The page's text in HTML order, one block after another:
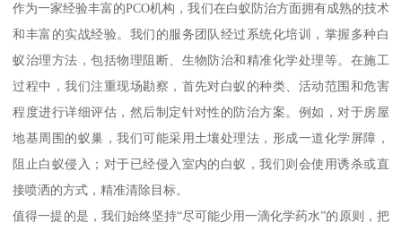
作为一家经验丰富的PCO机构，我们在白蚁防治方面拥有成熟的技术
和丰富的实战经验。我们的服务团队经过系统化培训，掌握多种白
蚁治理方法，包括物理阻断、生物防治和精准化学处理等。在施工
过程中，我们注重现场勘察，首先对白蚁的种类、活动范围和危害
程度进行详细评估，然后制定针对性的防治方案。例如，对于房屋
地基周围的蚁巢，我们可能采用土壤处理法，形成一道化学屏障，
阻止白蚁侵入；对于已经侵入室内的白蚁，我们则会使用诱杀或直
接喷洒的方式，精准清除目标。
值得一提的是，我们始终坚持“尽可能少用一滴化学药水”的原则，把